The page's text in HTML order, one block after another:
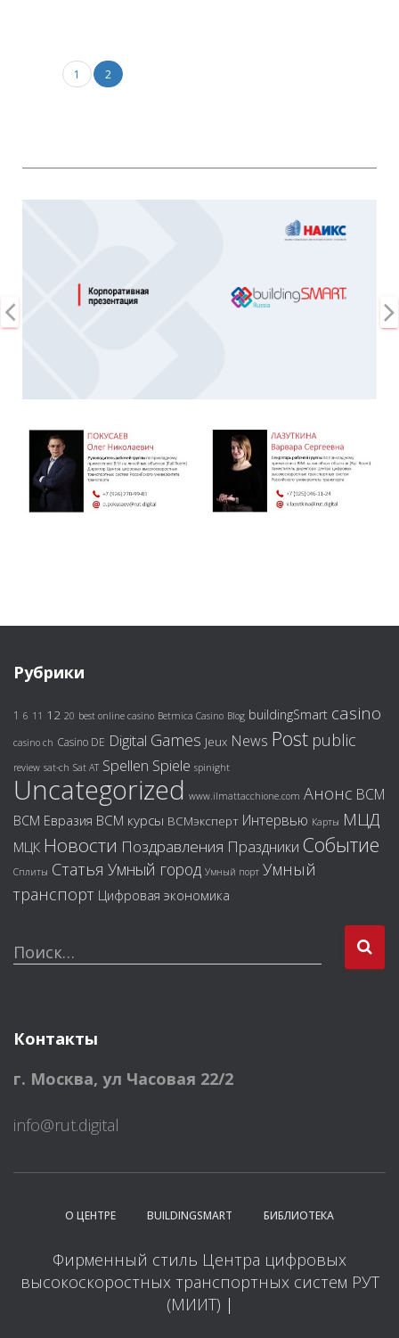
1 2
Рубрики
1 6 11 12 20 best online casino Betmica Casino Blog buildingSmart casino
casino ch Casino DE Digital Games Jeux News Post public
review sat-ch Sat AT Spellen Spiele spinight
Uncategorized www.ilmattacchione.com Анонс ВСМ
ВСМ Евразия ВСМ курсы ВСМэксперт Интервью Карты МЦД
МЦК Новости Поздравления Праздники Событие
Сплиты Статья Умный город Умный порт Умный
транспорт Цифровая экономика
Поиск…
Контакты
г. Москва, ул Часовая 22/2
info@rut.digital
О ЦЕНТРЕ BUILDINGSMART БИБЛИОТЕКА
Фирменный стиль Центра цифровых
высокоскоростных транспортных систем РУТ
(МИИТ) |